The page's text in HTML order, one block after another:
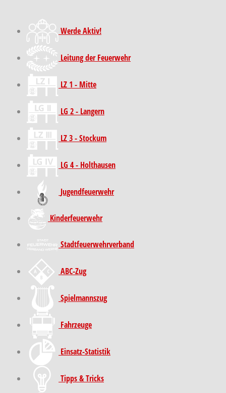
Werde Aktiv!
Leitung der Feuerwehr
LZ 1 - Mitte
LG 2 - Langern
LZ 3 - Stockum
LG 4 - Holthausen
Jugendfeuerwehr
Kinder­feuer­wehr
Stadt­feuer­wehr­verband
ABC-Zug
Spielmannszug
Fahrzeuge
Einsatz-Statistik
Tipps & Tricks